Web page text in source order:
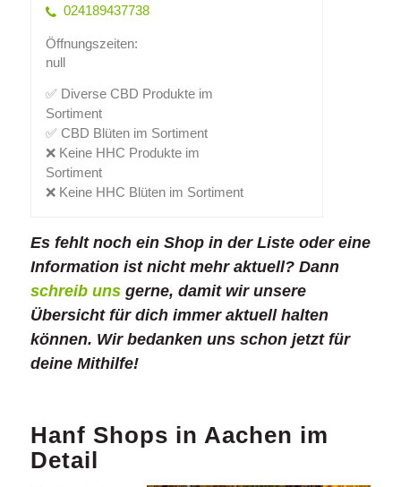
024189437738
Öffnungszeiten:
null
✅ Diverse CBD Produkte im
Sortiment
✅ CBD Blüten im Sortiment
❌ Keine HHC Produkte im
Sortiment
❌ Keine HHC Blüten im Sortiment
Es fehlt noch ein Shop in der Liste oder eine
Information ist nicht mehr aktuell? Dann
schreib unsgerne, damit wir unsere
Übersicht für dich immer aktuell halten
können. Wir bedanken uns schon jetzt für
deine Mithilfe!
Hanf Shops in Aachen im
Detail